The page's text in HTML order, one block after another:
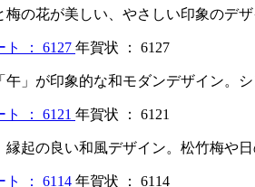
の花が美しい、やさしい印象のデ
年賀状 ： 6127
」が印象的な和モダンデザイン。
年賀状 ： 6121
起の良い和風デザイン。松竹梅や
年賀状 ： 6114